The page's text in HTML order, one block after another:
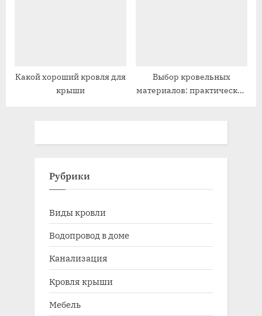
Какой хороший кровля для
крыши
Выбор кровельных
материалов: практическое
Рубрики
Виды кровли
Водопровод в доме
Канализация
Кровля крыши
Мебель